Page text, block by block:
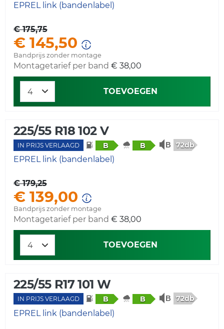
EPREL link (bandenlabel)
€ 175,75
€ 145,50
Bandprijs zonder montage
Montagetarief per band € 38,00
TOEVOEGEN
225/55 R18 102 V
IN PRIJS VERLAAGD B B 72db
EPREL link (bandenlabel)
€ 179,25
€ 139,00
Bandprijs zonder montage
Montagetarief per band € 38,00
TOEVOEGEN
225/55 R17 101 W
IN PRIJS VERLAAGD B B 72db
EPREL link (bandenlabel)